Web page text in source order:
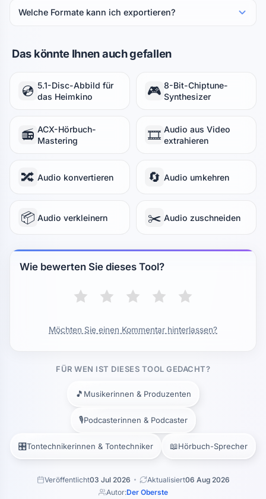
Welche Formate kann ich exportieren?
Das könnte Ihnen auch gefallen
💿 5.1-Disc-Abbild für
das Heimkino
🎮 8-Bit-Chiptune-
Synthesizer
📻 ACX-Hörbuch-
Mastering
🎞️ Audio aus Video
extrahieren
🔀 Audio konvertieren 🔄 Audio umkehren
📦 Audio verkleinern ✂️ Audio zuschneiden
Wie bewerten Sie dieses Tool?
Möchten Sie einen Kommentar hinterlassen?
FÜR WEN IST DIESES TOOL GEDACHT?
🎵 Musikerinnen & Produzenten
🎙️Podcasterinnen & Podcaster
🎛️Tontechnikerinnen & Tontechniker 📖Hörbuch-Sprecher
Veröffentlicht03 Jul 2026 Aktualisiert06 Aug 2026
Autor:Der Oberste